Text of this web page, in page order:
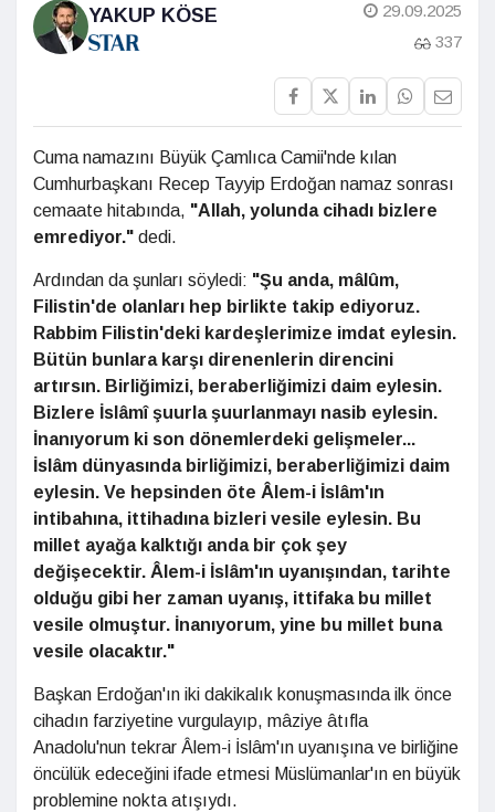
YAKUP KÖSE
29.09.2025
337
Cuma namazını Büyük Çamlıca Camii'nde kılan
Cumhurbaşkanı Recep Tayyip Erdoğan namaz sonrası
cemaate hitabında, "Allah, yolunda cihadı bizlere
emrediyor." dedi.
Ardından da şunları söyledi: "Şu anda, mâlûm,
Filistin'de olanları hep birlikte takip ediyoruz.
Rabbim Filistin'deki kardeşlerimize imdat eylesin.
Bütün bunlara karşı direnenlerin direncini
artırsın. Birliğimizi, beraberliğimizi daim eylesin.
Bizlere İslâmî şuurla şuurlanmayı nasib eylesin.
İnanıyorum ki son dönemlerdeki gelişmeler...
İslâm dünyasında birliğimizi, beraberliğimizi daim
eylesin. Ve hepsinden öte Âlem-i İslâm'ın
intibahına, ittihadına bizleri vesile eylesin. Bu
millet ayağa kalktığı anda bir çok şey
değişecektir. Âlem-i İslâm'ın uyanışından, tarihte
olduğu gibi her zaman uyanış, ittifaka bu millet
vesile olmuştur. İnanıyorum, yine bu millet buna
vesile olacaktır."
Başkan Erdoğan'ın iki dakikalık konuşmasında ilk önce
cihadın farziyetine vurgulayıp, mâziye âtıfla
Anadolu'nun tekrar Âlem-i İslâm'ın uyanışına ve birliğine
öncülük edeceğini ifade etmesi Müslümanlar'ın en büyük
problemine nokta atışıydı.